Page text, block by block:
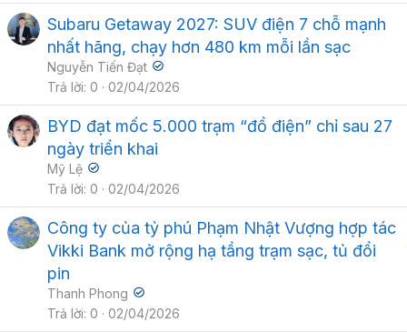
Subaru Getaway 2027: SUV điện 7 chỗ mạnh
nhất hãng, chạy hơn 480 km mỗi lần sạc
Nguyễn Tiến Đạt
Trả lời 0 02/04/2026
BYD đạt mốc 5.000 trạm “đổ điện” chỉ sau 27
ngày triển khai
Mỹ Lệ
Trả lời 0 02/04/2026
Công ty của tỷ phú Phạm Nhật Vượng hợp tác
Vikki Bank mở rộng hạ tầng trạm sạc, tủ đổi
pin
Thanh Phong
Trả lời 0 02/04/2026